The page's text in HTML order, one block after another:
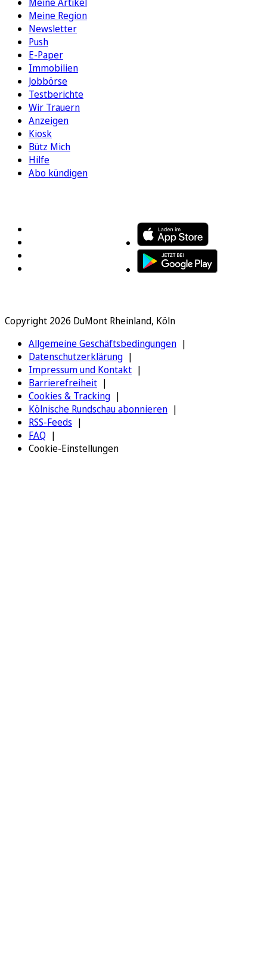
Meine Region
Newsletter
Push
E-Paper
Immobilien
Jobbörse
Testberichte
Wir Trauern
Anzeigen
Kiosk
Bütz Mich
Hilfe
Abo kündigen
Copyright 2026 DuMont Rheinland, Köln
Allgemeine Geschäftsbedingungen
Datenschutzerklärung
Impressum und Kontakt
Barrierefreiheit
Cookies & Tracking
Kölnische Rundschau abonnieren
RSS-Feeds
FAQ
Cookie-Einstellungen